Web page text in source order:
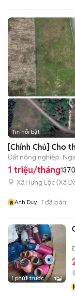
Tin nổi bật
[Chính Chủ] Cho
Đất nông nghiệp
1 triệu/tháng
Xã Hưng Lộc (Xã
a Anh Duy 1 đã bán
1 phút trước 1